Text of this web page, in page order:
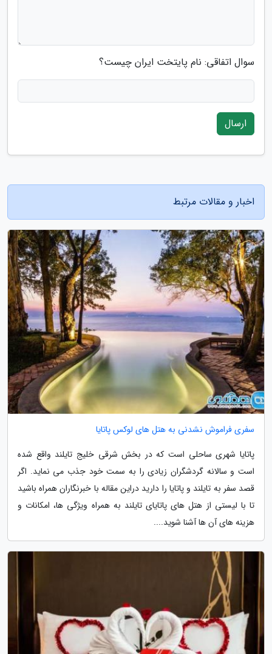
سوال اتفاقی: نام پایتخت ایران چیست؟
ارسال
اخبار و مقالات مرتبط
سفری فراموش نشدنی به هتل های لوکس پاتایا
پاتایا شهری ساحلی است که در بخش شرقی خلیج تایلند واقع شده
است و سالانه گردشگران زیادی را به سمت خود جذب می نماید. اگر
قصد سفر به تایلند و پاتایا را دارید دراین مقاله با خبرنگاران همراه باشید
تا با لیستی از هتل های پاتایای تایلند به همراه ویژگی ها، امکانات و
هزینه های آن ها آشنا شوید....